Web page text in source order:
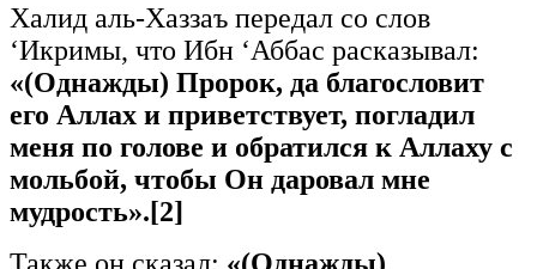
Халид аль-Хаззаъ передал со слов
‘Икримы, что Ибн ‘Аббас расказывал:
«(Однажды) Пророк, да благословит
его Аллах и приветствует, погладил
меня по голове и обратился к Аллаху с
мольбой, чтобы Он даровал мне
мудрость».[2]